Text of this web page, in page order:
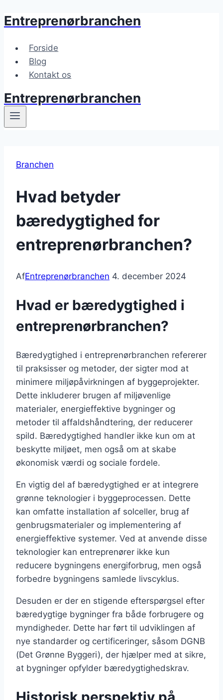
Fortsæt
indhold
Entreprenørbranchen
Forside
Blog
Kontakt os
Entreprenørbranchen
Branchen
Hvad betyder
bæredygtighed for
entreprenørbranchen?
AfEntreprenørbranchen 4. december 2024
Hvad er bæredygtighed i
entreprenørbranchen?
Bæredygtighed i entreprenørbranchen refererer
til praksisser og metoder, der sigter mod at
minimere miljøpåvirkningen af byggeprojekter.
Dette inkluderer brugen af miljøvenlige
materialer, energieffektive bygninger og
metoder til affaldshåndtering, der reducerer
spild. Bæredygtighed handler ikke kun om at
beskytte miljøet, men også om at skabe
økonomisk værdi og sociale fordele.
En vigtig del af bæredygtighed er at integrere
grønne teknologier i byggeprocessen. Dette
kan omfatte installation af solceller, brug af
genbrugsmaterialer og implementering af
energieffektive systemer. Ved at anvende disse
teknologier kan entreprenører ikke kun
reducere bygningens energiforbrug, men også
forbedre bygningens samlede livscyklus.
Desuden er der en stigende efterspørgsel efter
bæredygtige bygninger fra både forbrugere og
myndigheder. Dette har ført til udviklingen af
nye standarder og certificeringer, såsom DGNB
(Det Grønne Byggeri), der hjælper med at sikre,
at bygninger opfylder bæredygtighedskrav.